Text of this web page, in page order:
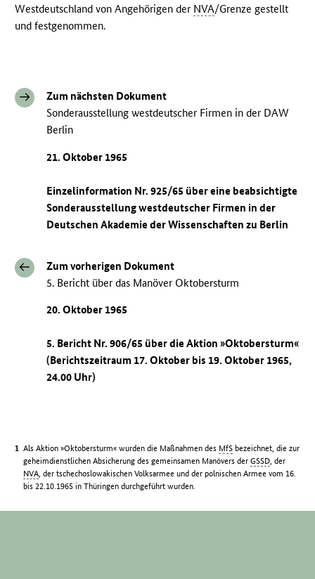
Westdeutschland von Angehörigen der NVA/Grenze gestellt
und festgenommen.
Zum nächsten Dokument
Sonderausstellung westdeutscher Firmen in der DAW
Berlin
21. Oktober 1965
Einzelinformation Nr. 925/65 über eine beabsichtigte
Sonderausstellung westdeutscher Firmen in der
Deutschen Akademie der Wissenschaften zu Berlin
Zum vorherigen Dokument
5. Bericht über das Manöver Oktobersturm
20. Oktober 1965
5. Bericht Nr. 906/65 über die Aktion »Oktobersturm«
(Berichtszeitraum 17. Oktober bis 19. Oktober 1965,
24.00 Uhr)
Als Aktion »Oktobersturm« wurden die Maßnahmen des MfS bezeichnet, die zur
geheimdienstlichen Absicherung des gemeinsamen Manövers derGSSD , der
NVA , der tschechoslowakischen Volksarmee und der polnischen Armee vom 16.
bis 22.10.1965 in Thüringen durchgeführt wurden.